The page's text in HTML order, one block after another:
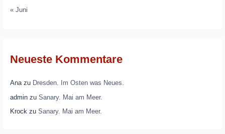
« Juni
Neueste Kommentare
Anazu Dresden. Im Osten was Neues.
adminzu Sanary. Mai am Meer.
Krockzu Sanary. Mai am Meer.